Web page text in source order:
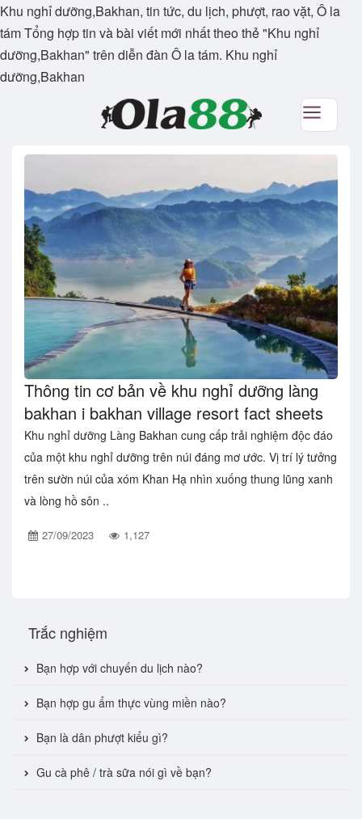
Khu nghỉ dưỡng,Bakhan, tin tức, du lịch, phượt, rao vặt, Ô la
tám Tổng hợp tin và bài viết mới nhất theo thẻ "Khu nghỉ
dưỡng,Bakhan" trên diễn đàn Ô la tám. Khu nghỉ
dưỡng,Bakhan
Thông tin cơ bản về khu nghỉ dưỡng làng
bakhan i bakhan village resort fact sheets
Khu nghỉ dưỡng Làng Bakhan cung cấp trải nghiệm độc đáo
của một khu nghỉ dưỡng trên núi đáng mơ ước. Vị trí lý tưởng
trên sườn núi của xóm Khan Hạ nhìn xuống thung lũng xanh
và lòng hồ sôn ..
27/09/2023 1,127
Trắc nghiệm
Bạn hợp với chuyến du lịch nào?
Bạn hợp gu ẩm thực vùng miền nào?
Bạn là dân phượt kiểu gì?
Gu cà phê / trà sữa nói gì về bạn?